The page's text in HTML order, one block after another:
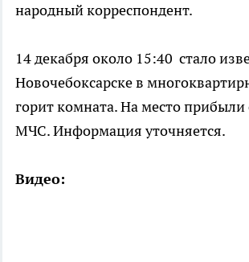
народный корреспондент.
14 декабря около 15:40 стало
Новочебоксарске в
горит комната. На место прибыли
МЧС. Информация уточняется.
Видео: